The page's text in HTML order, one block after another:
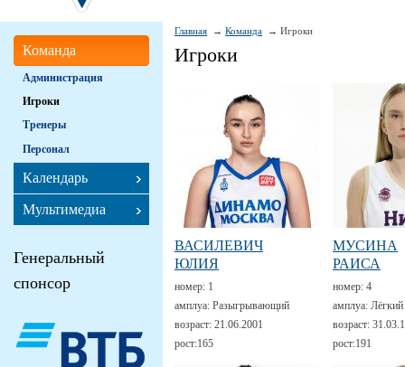
Главная Команда Игроки
Игроки
ВАСИЛЕВИЧ
ЮЛИЯ
номер: 1
амплуа: Разыгрывающий
возраст: 21.06.2001
рост:165
МУСИНА
РАИСА
номер: 4
амплуа:
возраст:
рост:191
Команда
Администрация
Игроки
Тренеры
Персонал
Календарь
Мультимедиа
Генеральный
спонсор